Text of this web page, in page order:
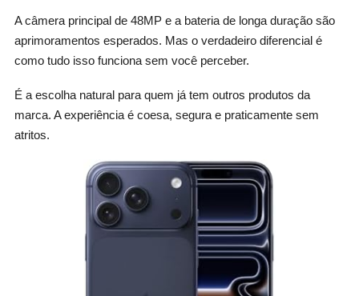
A câmera principal de 48MP e a bateria de longa duração são
aprimoramentos esperados. Mas o verdadeiro diferencial é
como tudo isso funciona sem você perceber.
É a escolha natural para quem já tem outros produtos da
marca. A experiência é coesa, segura e praticamente sem
atritos.